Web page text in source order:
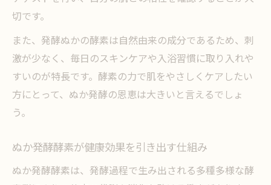
ぬか酵素が整腸をサポートする理由に迫る
ぬかの酵素と抗酸化作用の美容効果とは
米ぬか酵素で代謝アップを目指す方法
ぬか発酵酵素の老化防止メカニズム解説
発酵ぬかの香りを保つ日々のケア方法
ぬか床がうんこくさい原因と酵素の関係
切です。
また、発酵ぬかの酵素は自然由来の成分であるため、刺
激が少なく、毎日のスキンケアや入浴習慣に取り入れや
すいのが特長です。酵素の力で肌をやさしくケアしたい
方にとって、ぬか発酵の恩恵は大きいと言えるでしょ
う。
ぬか発酵酵素が健康効果を引き出す仕組み
ぬか発酵酵素は、発酵過程で生み出される多種多様な酵